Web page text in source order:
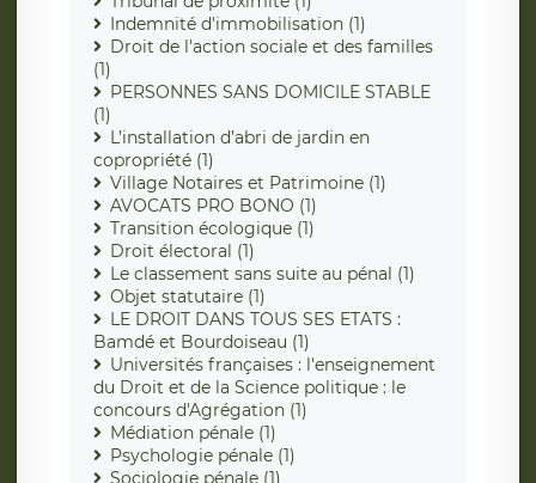
Indemnité d'immobilisation (1)
Droit de l'action sociale et des familles
(1)
PERSONNES SANS DOMICILE STABLE
(1)
L’installation d’abri de jardin en
copropriété (1)
Village Notaires et Patrimoine (1)
AVOCATS PRO BONO (1)
Transition écologique (1)
Droit électoral (1)
Le classement sans suite au pénal (1)
Objet statutaire (1)
LE DROIT DANS TOUS SES ETATS :
Bamdé et Bourdoiseau (1)
Universités françaises : l'enseignement
du Droit et de la Science politique : le
concours d'Agrégation (1)
Médiation pénale (1)
Psychologie pénale (1)
Sociologie pénale (1)